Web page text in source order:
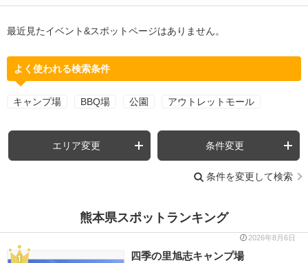
最近見たイベント&スポットページはありません。
よく使われる検索条件
キャンプ場 BBQ場 公園 アウトレットモール
エリア変更 条件変更
条件を変更して検索
熊本県スポットランキング
2026年8月6日
四季の里旭志キャンプ場